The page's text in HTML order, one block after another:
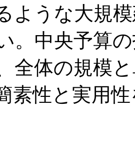
ような大規
。中央予算
全体の規模
素性と実用